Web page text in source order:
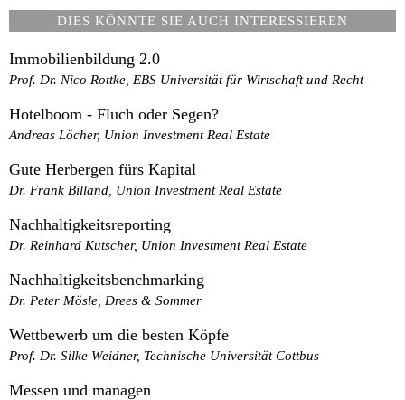
DIES KÖNNTE SIE AUCH INTERESSIEREN
Immobilienbildung 2.0
Prof. Dr. Nico Rottke, EBS Universität für Wirtschaft und Recht
Hotelboom - Fluch oder Segen?
Andreas Löcher, Union Investment Real Estate
Gute Herbergen fürs Kapital
Dr. Frank Billand, Union Investment Real Estate
Nachhaltigkeitsreporting
Dr. Reinhard Kutscher, Union Investment Real Estate
Nachhaltigkeitsbenchmarking
Dr. Peter Mösle, Drees & Sommer
Wettbewerb um die besten Köpfe
Prof. Dr. Silke Weidner, Technische Universität Cottbus
Messen und managen